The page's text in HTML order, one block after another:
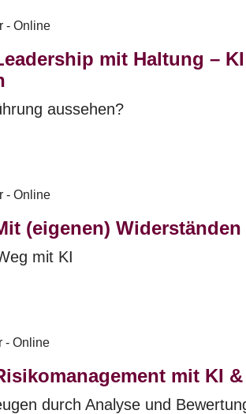
- Online
mit Haltung –
aussehen?
- Online
(eigenen)
mit KI
- Online
mit KI
durch Analyse und